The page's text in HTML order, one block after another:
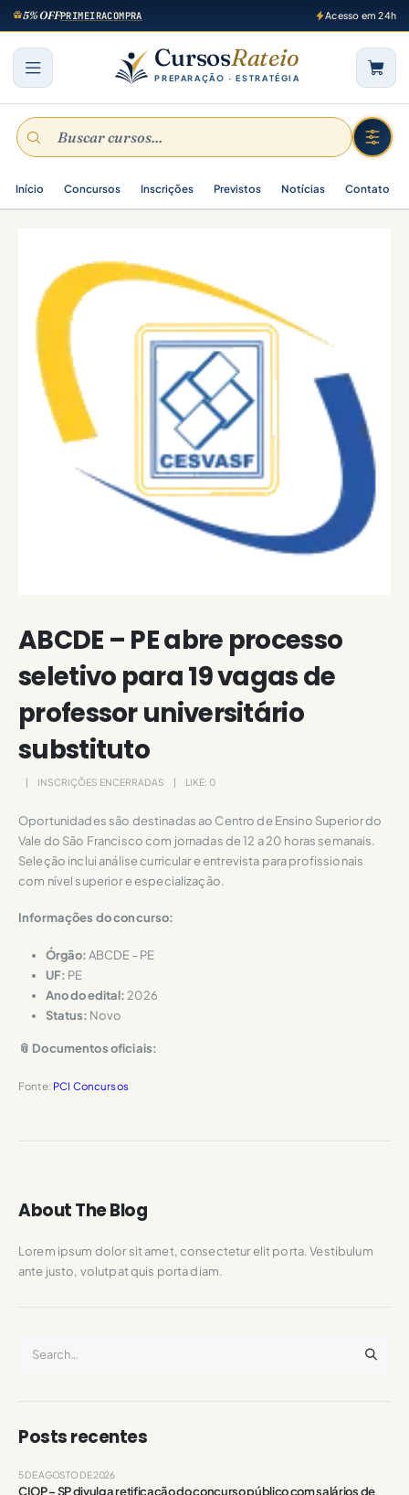
5% OFFPRIMEIRACOMPRA Acesso em 24h
CursosRateio
PREPARAÇÃO · ESTRATÉGIA
Início Concursos Inscrições Previstos Notícias Contato
ABCDE – PE abre processo
seletivo para 19 vagas de
professor universitário
substituto
INSCRIÇÕES ENCERRADAS LIKE: 0
Oportunidades são destinadas ao Centro de Ensino Superior do
Vale do São Francisco com jornadas de 12 a 20 horas semanais.
Seleção inclui análise curricular e entrevista para profissionais
com nível superior e especialização.
Informações do concurso:
Órgão:ABCDE – PE
UF: PE
Ano do edital: 2026
Status: Novo
📎 Documentos oficiais:
Fonte: PCI Concursos
About The Blog
Lorem ipsum dolor sit amet, consectetur elit porta. Vestibulum
ante justo, volutpat quis porta diam.
Posts recentes
CIOP – SP divulga retificação do concurso público com salários de
5 DE AGOSTO DE 2026